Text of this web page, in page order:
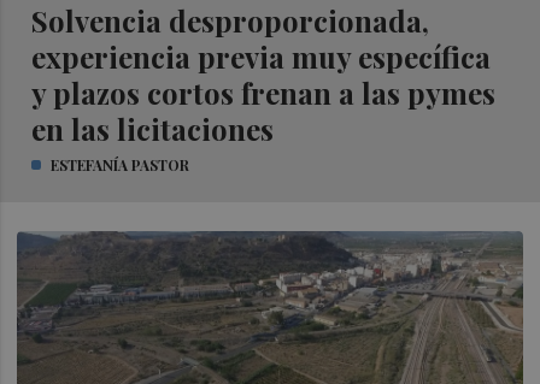
Solvencia desproporcionada,
experiencia previa muy específica
y plazos cortos frenan a las pymes
en las licitaciones
ESTEFANÍA PASTOR